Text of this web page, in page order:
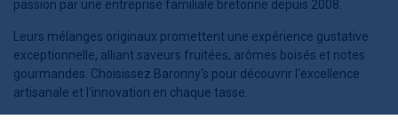
passion par une entreprise familiale bretonne depuis 2008.
Leurs mélanges originaux promettent une expérience gustative
exceptionnelle, alliant saveurs fruitées, arômes boisés et notes
gourmandes. Choisissez Baronny's pour découvrir l'excellence
artisanale et l'innovation en chaque tasse.